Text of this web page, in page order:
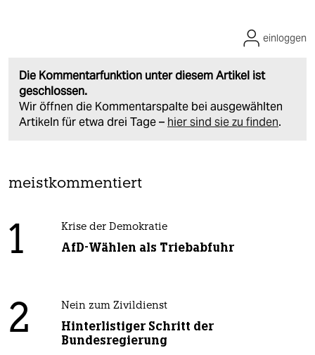
Die Kommentarfunktion unter diesem Artikel ist
geschlossen.
Wir öffnen die Kommentarspalte bei ausgewählten
Artikeln für etwa drei Tage – hier sind sie zu finden.
einloggen
meistkommentiert
1 Krise der Demokratie
AfD-Wählen als Triebabfuhr
2 Nein zum Zivildienst
Hinterlistiger Schritt der
Bundesregierung